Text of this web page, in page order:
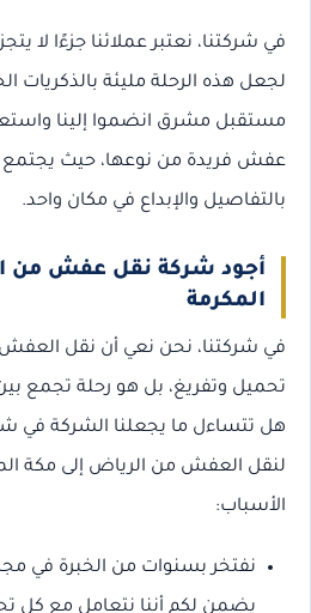
في شركتنا، نعتبر عملائنا جزءًا لا
لجعل هذه الرحلة مليئة بالذكريات
مستقبل مشرق انضموا إلينا
عفش فريدة من نوعها، حيث يجتمع
بالتفاصيل والإبداع في مكان واحد.
أجود شركة نقل عفش من
المكرمة
في شركتنا، نحن نعي أن نقل
تحميل وتفريغ، بل هو رحلة تجمع بين
هل تتساءل ما يجعلنا الشركة في
لنقل العفش من الرياض إلى مكة
الأسباب:
نفتخر بسنوات من الخبرة في
يضمن لكم أننا نتعامل مع كل